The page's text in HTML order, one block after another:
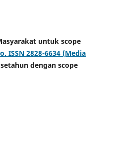
untuk scope
ISSN 2828-6634 (Media
dengan scope